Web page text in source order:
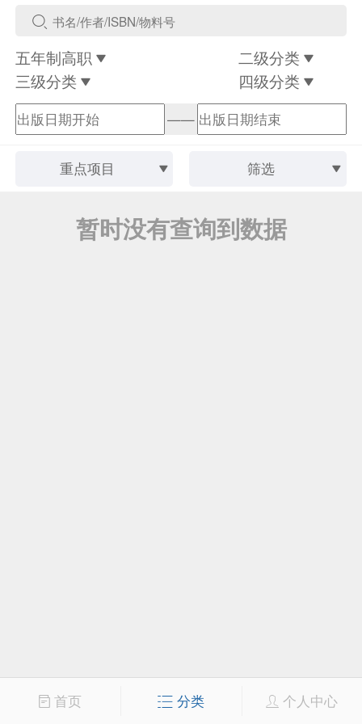
五年制高职
二级分类
三级分类
四级分类
——
重点项目 筛选
暂时没有查询到数据
首页 分类 个人中心